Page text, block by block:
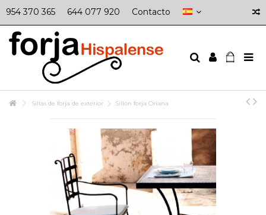
954 370 365 644 077 920 Contacto
Sillas de forja de exterior Sillón forja Oriana